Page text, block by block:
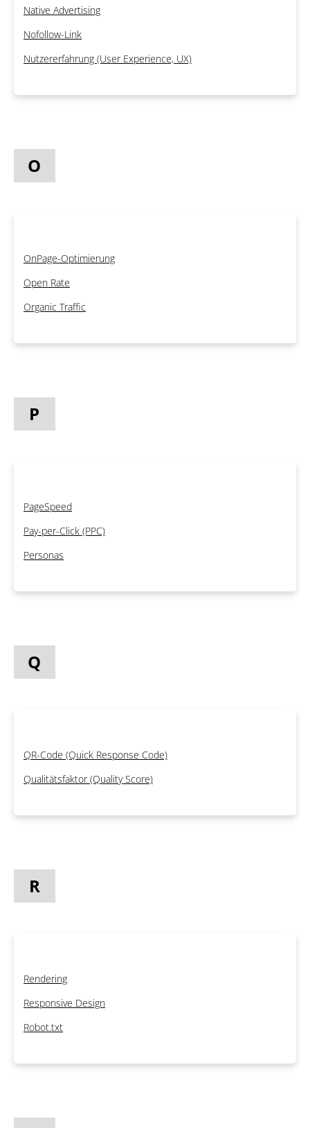
Native Advertising
Nofollow-Link
Nutzererfahrung (User Experience, UX)
O
OnPage-Optimierung
Open Rate
Organic Traffic
P
PageSpeed
Pay-per-Click (PPC)
Personas
Q
QR-Code (Quick Response Code)
Qualitätsfaktor (Quality Score)
R
Rendering
Responsive Design
Robot.txt